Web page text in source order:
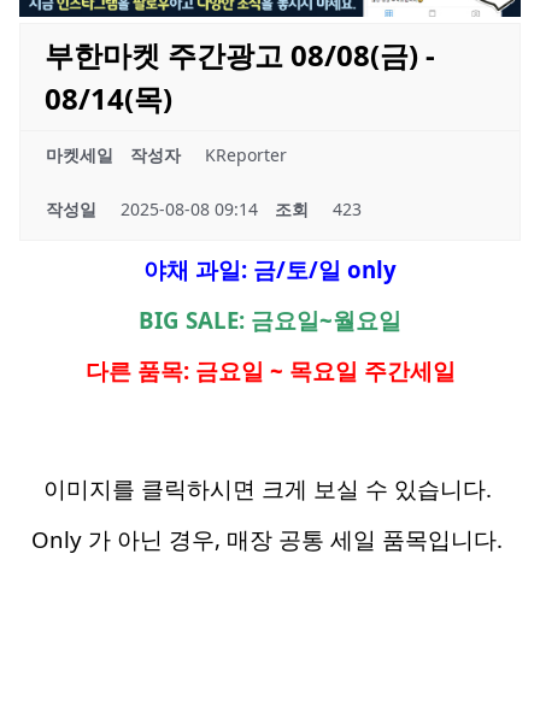
부한마켓 주간광고 08/08(금) -
08/14(목)
마켓세일 작성자 KReporter
작성일 2025-08-08 09:14 조회 423
야채 과일: 금/토/일 only
BIG SALE: 금요일~월요일
다른 품목: 금요일 ~ 목요일 주간세일
이미지를 클릭하시면 크게 보실 수 있습니다.
Only 가 아닌 경우, 매장 공통 세일 품목입니다.